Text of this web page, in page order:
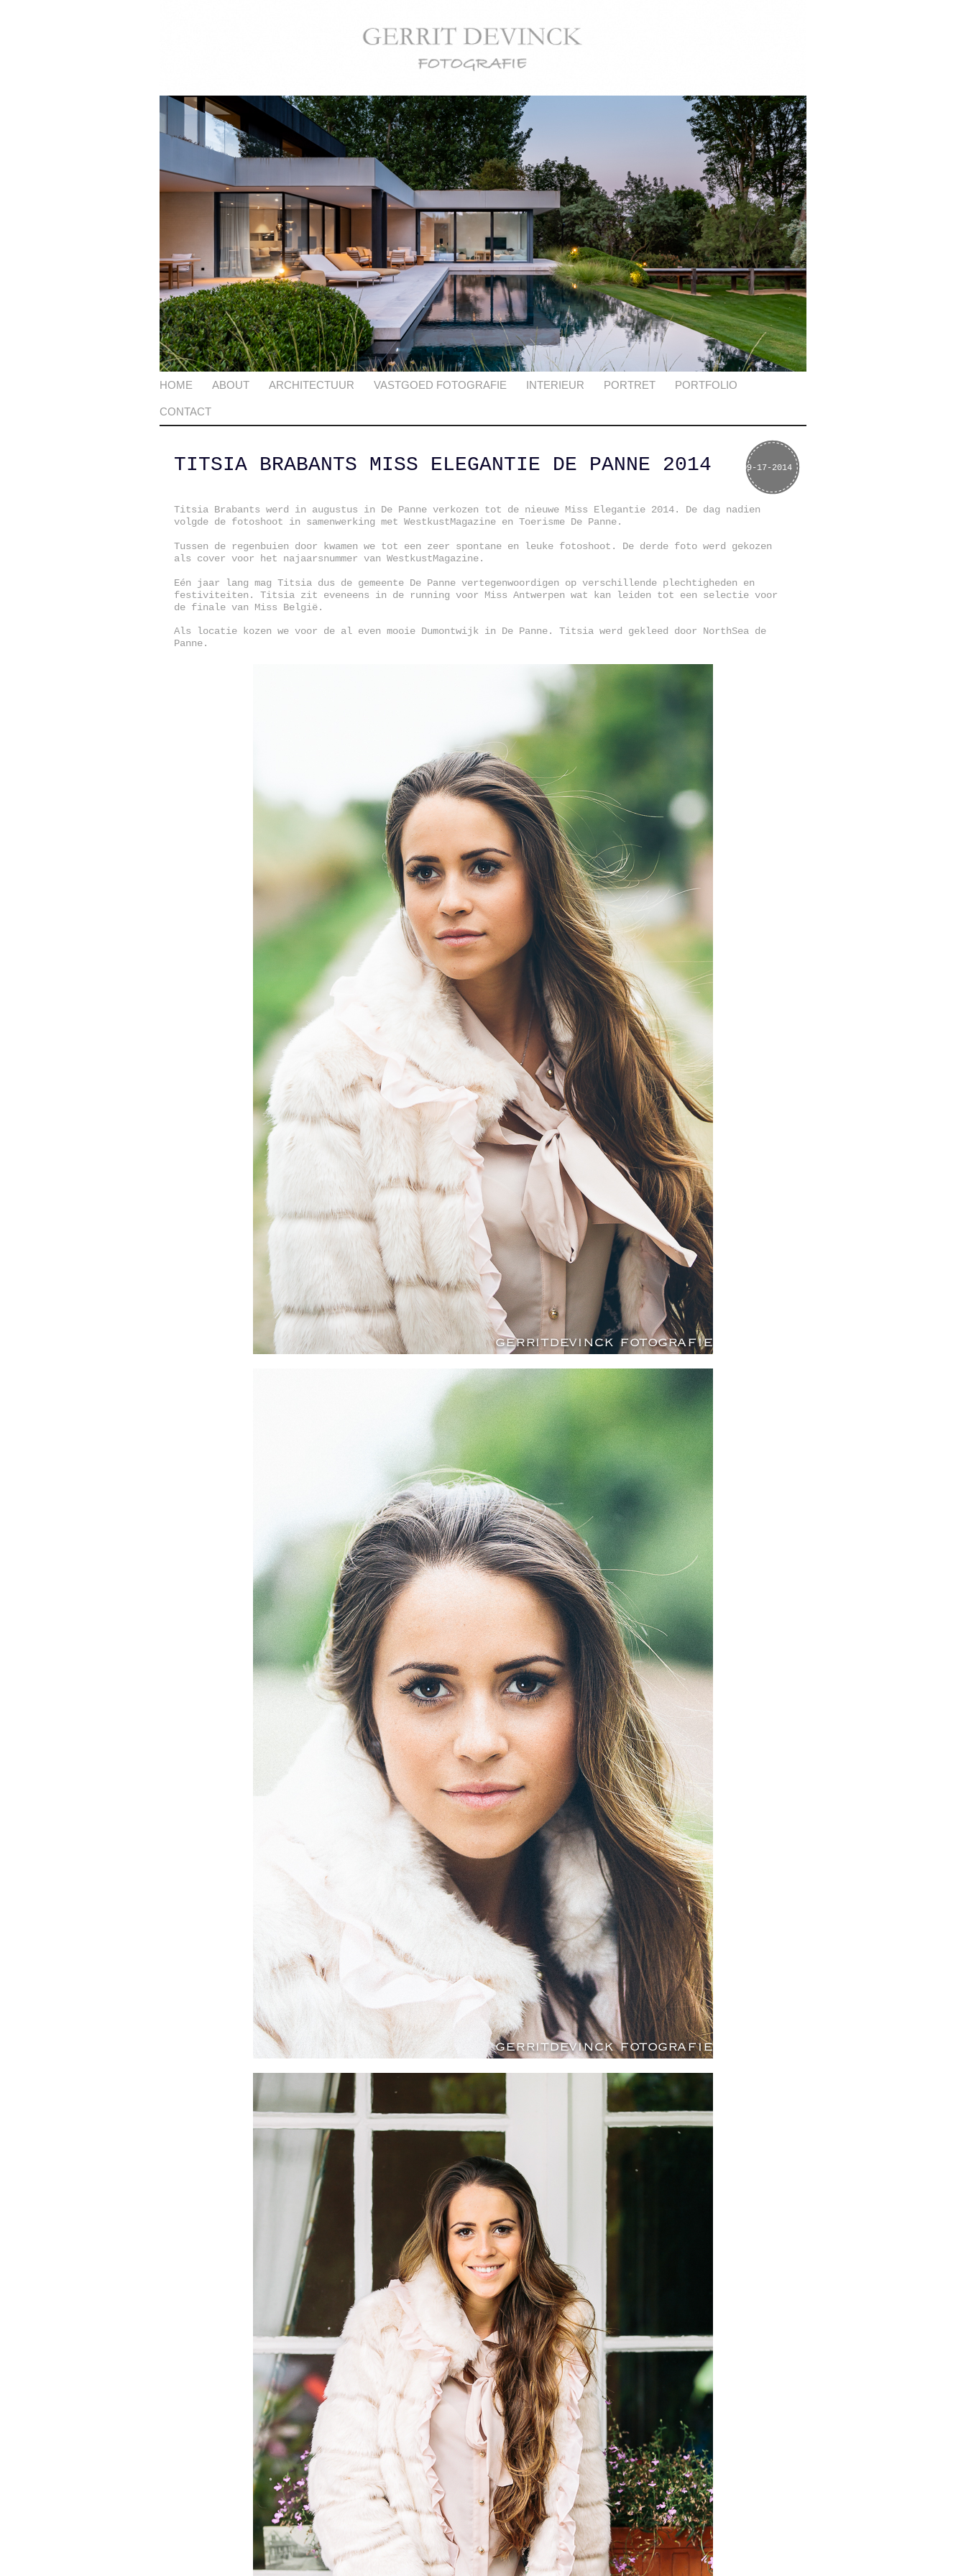
HOME ABOUT ARCHITECTUUR VASTGOED FOTOGRAFIE INTERIEUR PORTRET PORTFOLIO
CONTACT
09-17-2014
TITSIA BRABANTS MISS ELEGANTIE DE PANNE 2014
Titsia Brabants werd in augustus in De Panne verkozen tot de nieuwe Miss Elegantie 2014. De dag nadien
volgde de fotoshoot in samenwerking met WestkustMagazine en Toerisme De Panne.
Tussen de regenbuien door kwamen we tot een zeer spontane en leuke fotoshoot. De derde foto werd gekozen
als cover voor het najaarsnummer van WestkustMagazine.
Eén jaar lang mag Titsia dus de gemeente De Panne vertegenwoordigen op verschillende plechtigheden en
festiviteiten. Titsia zit eveneens in de running voor Miss Antwerpen wat kan leiden tot een selectie voor
de finale van Miss België.
Als locatie kozen we voor de al even mooie Dumontwijk in De Panne. Titsia werd gekleed door NorthSea de
Panne.